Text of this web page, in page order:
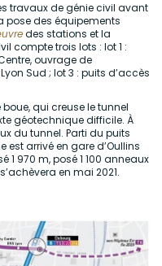
travaux de génie civil avant
pose des équipements
des stations et la
compte trois lots : lot 1 :
ouvrage de
Sud ; lot 3 : puits d’accès
qui creuse le tunnel
géotechnique difficile. À
du tunnel. Parti du puits
arrivé en gare d’Oullins
1 970 m, posé 1 100 anneaux
en mai 2021.